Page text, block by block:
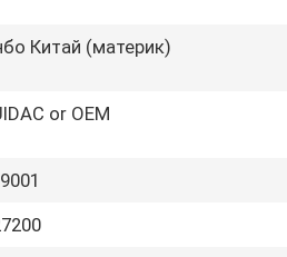
Китай (материк)
or OEM